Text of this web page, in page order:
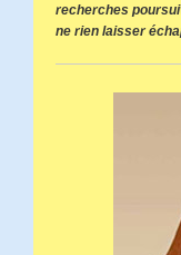
recherches
ne rien laisser